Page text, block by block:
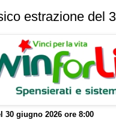
estrazione del
30 giugno 2026 ore 8:00